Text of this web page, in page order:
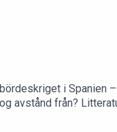
i
avstånd från?